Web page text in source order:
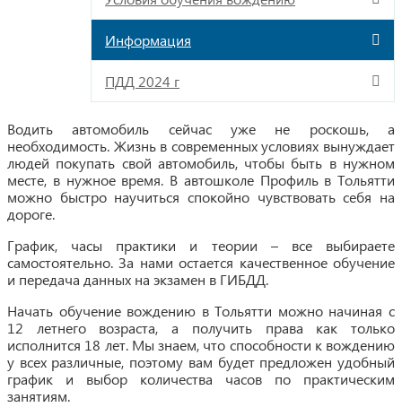
Информация
ПДД 2024 г
Водить автомобиль сейчас уже не роскошь, а
необходимость. Жизнь в современных условиях вынуждает
людей покупать свой автомобиль, чтобы быть в нужном
месте, в нужное время. В автошколе Профиль в Тольятти
можно быстро научиться спокойно чувствовать себя на
дороге.
График, часы практики и теории – все выбираете
самостоятельно. За нами остается качественное обучение
и передача данных на экзамен в ГИБДД.
Начать обучение вождению в Тольятти можно начиная с
12 летнего возраста, а получить права как только
исполнится 18 лет. Мы знаем, что способности к вождению
у всех различные, поэтому вам будет предложен удобный
график и выбор количества часов по практическим
занятиям.